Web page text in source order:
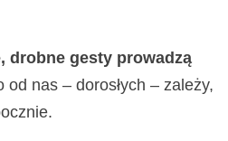
drobne gesty prowadzą
od nas – dorosłych – zależy,